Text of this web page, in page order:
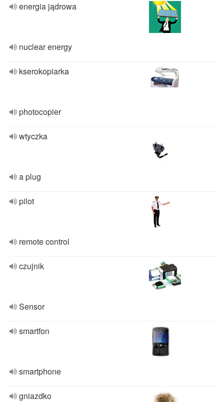
energia jądrowa
nuclear energy
kserokopiarka
photocopier
wtyczka
a plug
pilot
remote control
czujnik
Sensor
smartfon
smartphone
gniazdko